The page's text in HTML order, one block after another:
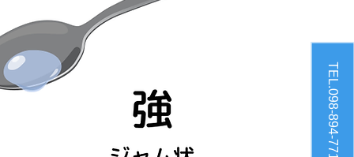
TEL.098-894-7711